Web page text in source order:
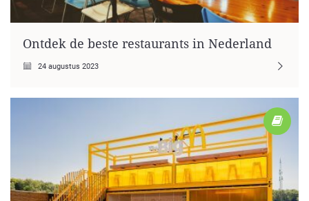
Ontdek de beste restaurants in Nederland
24 augustus 2023